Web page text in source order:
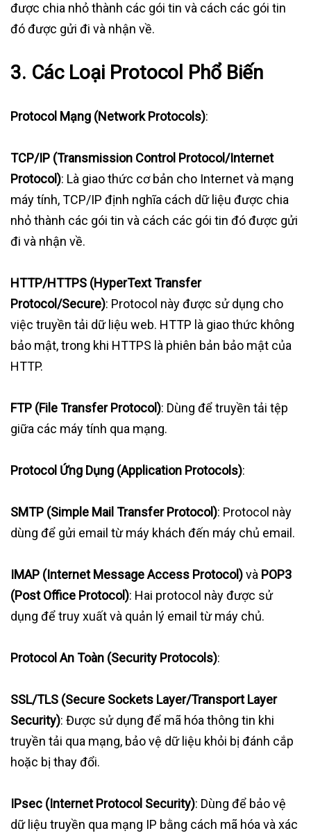
được chia nhỏ thành các gói tin và cách các gói tin
đó được gửi đi và nhận về.
3. Các Loại Protocol Phổ Biến
Protocol Mạng (Network Protocols):
TCP/IP (Transmission Control Protocol/Internet
Protocol): Là giao thức cơ bản cho Internet và mạng
máy tính, TCP/IP định nghĩa cách dữ liệu được chia
nhỏ thành các gói tin và cách các gói tin đó được gửi
đi và nhận về.
HTTP/HTTPS (HyperText Transfer
Protocol/Secure): Protocol này được sử dụng cho
việc truyền tải dữ liệu web. HTTP là giao thức không
bảo mật, trong khi HTTPS là phiên bản bảo mật của
HTTP.
FTP (File Transfer Protocol): Dùng để truyền tải tệp
giữa các máy tính qua mạng.
Protocol Ứng Dụng (Application Protocols):
SMTP (Simple Mail Transfer Protocol): Protocol này
dùng để gửi email từ máy khách đến máy chủ email.
IMAP (Internet Message Access Protocol)và POP3
(Post Office Protocol): Hai protocol này được sử
dụng để truy xuất và quản lý email từ máy chủ.
Protocol An Toàn (Security Protocols):
SSL/TLS (Secure Sockets Layer/Transport Layer
Security): Được sử dụng để mã hóa thông tin khi
truyền tải qua mạng, bảo vệ dữ liệu khỏi bị đánh cắp
hoặc bị thay đổi.
IPsec (Internet Protocol Security): Dùng để bảo vệ
dữ liệu truyền qua mạng IP bằng cách mã hóa và xác